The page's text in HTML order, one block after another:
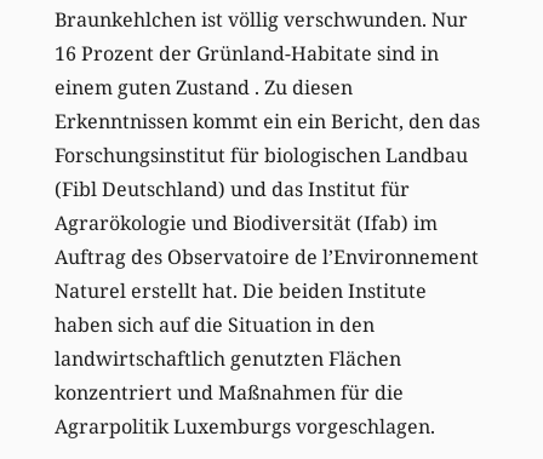
Braunkehlchen ist völlig verschwunden. Nur
16 Prozent der Grünland-Habitate sind in
einem guten Zustand . Zu diesen
Erkenntnissen kommt ein ein Bericht, den das
Forschungsinstitut für biologischen Landbau
(Fibl Deutschland) und das Institut für
Agrarökologie und Biodiversität (Ifab) im
Auftrag des Observatoire de l’Environnement
Naturel erstellt hat. Die beiden Institute
haben sich auf die Situation in den
landwirtschaftlich genutzten Flächen
konzentriert und Maßnahmen für die
Agrarpolitik Luxemburgs vorgeschlagen.